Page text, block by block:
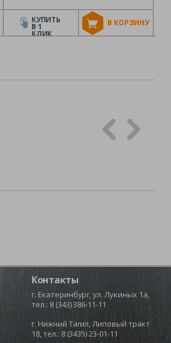
В КОРЗИНУ
КУПИТЬ
В 1
КЛИК
Контакты
г. Екатеринбург, ул. Лукиных 1а,
тел.: 8 (343) 386-11-11
г. Нижний Тагил, Липовый тракт
18, тел.: 8 (3435) 23-01-11